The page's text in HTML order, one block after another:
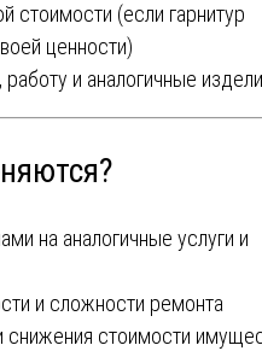
стоимости (если гарнитур
ценности)
и аналогичные
на аналогичные услуги и
и сложности ремонта
снижения стоимости